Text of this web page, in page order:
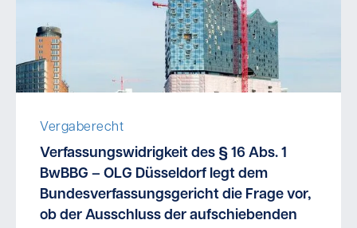
Vergaberecht
Verfassungswidrigkeit des § 16 Abs. 1
BwBBG – OLG Düsseldorf legt dem
Bundesverfassungsgericht die Frage vor,
ob der Ausschluss der aufschiebenden